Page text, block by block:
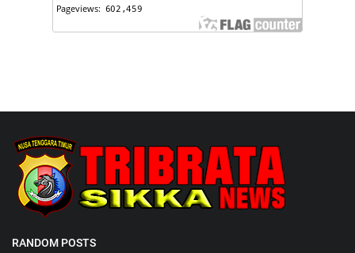
RANDOM POSTS